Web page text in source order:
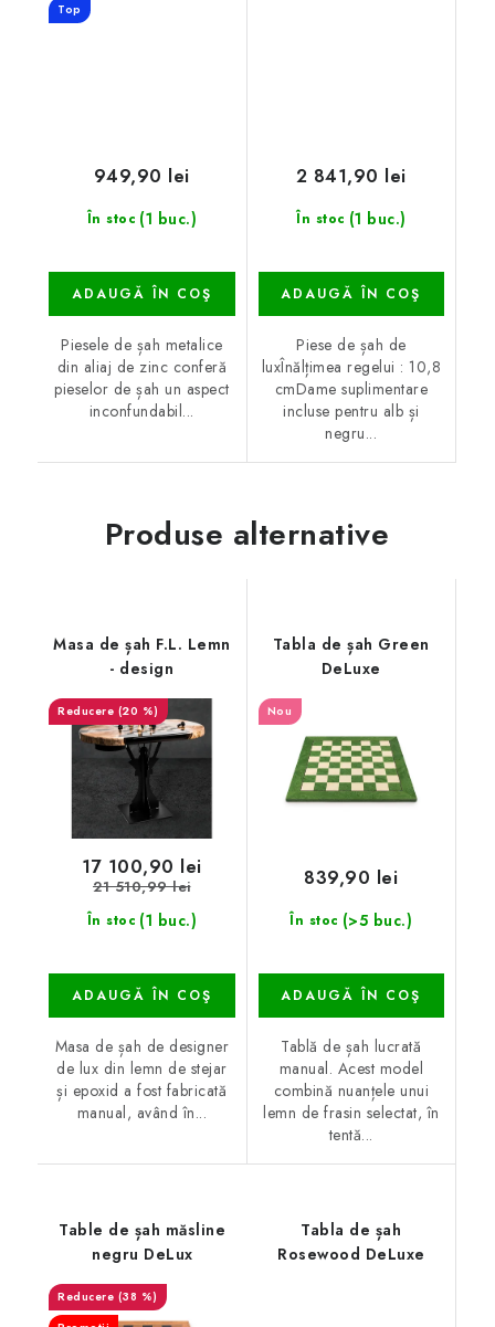
Top
În stoc (1 buc.)
949,90 lei
ADAUGĂ ÎN COŞ
Piesele de șah metalice
din aliaj de zinc conferă
pieselor de șah un aspect
inconfundabil...
În stoc (1 buc.)
2 841,90 lei
ADAUGĂ ÎN COŞ
Piese de șah de
luxÎnălțimea regelui : 10,8
cmDame suplimentare
incluse pentru alb și
negru...
Produse alternative
Masa de șah F.L. Lemn
- design
(20 %)
În stoc (1 buc.)
17 100,90 lei
21 510,99 lei
ADAUGĂ ÎN COŞ
Masa de șah de designer
de lux din lemn de stejar
și epoxid a fost fabricată
manual, având în...
Tabla de șah Green
DeLuxe
Nou
În stoc (>5 buc.)
839,90 lei
ADAUGĂ ÎN COŞ
Tablă de șah lucrată
manual. Acest model
combină nuanțele unui
lemn de frasin selectat, în
tentă...
Table de șah măsline
negru DeLux
(38 %)
Tabla de șah
Rosewood DeLuxe